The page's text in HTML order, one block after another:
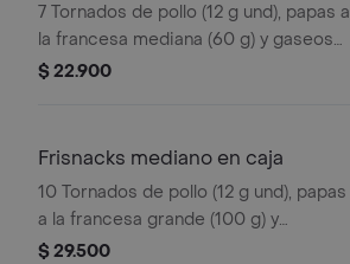
7 Tornados de pollo (12 g und), papas a
la francesa mediana (60 g) y gaseosa
(470 ml)
$ 22.900
Frisnacks mediano en caja
10 Tornados de pollo (12 g und), papas
a la francesa grande (100 g) y
gaseosa (470 ml)
$ 29.500